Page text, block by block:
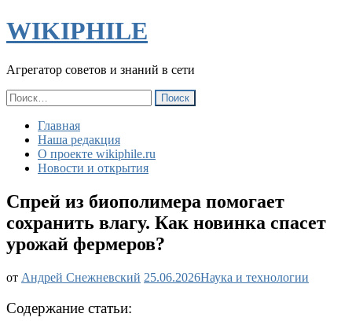
WIKIPHILE
Агрегатор советов и знаний в сети
Найти:
Главная
Наша редакция
О проекте wikiphile.ru
Новости и открытия
Спрей из биополимера помогает
сохранить влагу. Как новинка спасет
урожай фермеров?
от Андрей Снежневский 25.06.2026Спрей
Наука и технологии
Содержание статьи: